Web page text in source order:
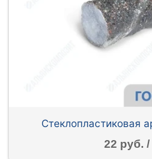
Стеклопластиковая
22 руб.